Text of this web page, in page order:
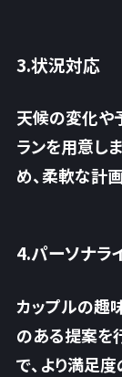
3.状況対応
天候の変化や
ランを用意し
め、柔軟な計
4.パーソナラ
カップルの趣
のある提案を
で、より満足